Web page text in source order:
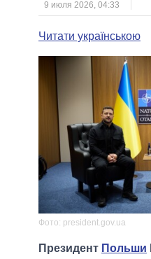
ВСЕ ПЕРСОНЫ
9 июля 2026, 04:33
Читати українською
Фото: president.gov.ua
Президент Польши